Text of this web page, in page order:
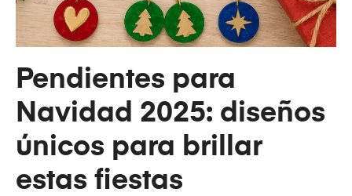
Pendientes para
Navidad 2025: diseños
únicos para brillar
estas fiestas